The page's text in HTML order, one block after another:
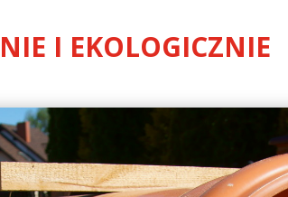
I EKOLOGICZNIE